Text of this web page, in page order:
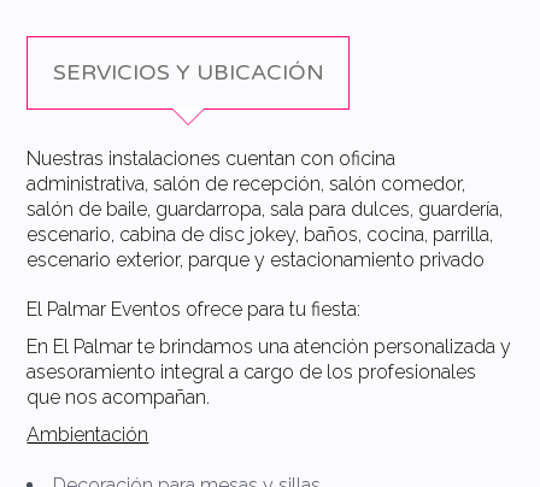
SERVICIOS Y UBICACIÓN
Nuestras instalaciones cuentan con oficina
administrativa, salón de recepción, salón comedor,
salón de baile, guardarropa, sala para dulces, guardería,
escenario, cabina de disc jokey, baños, cocina, parrilla,
escenario exterior, parque y estacionamiento privado
El Palmar Eventos ofrece para tu fiesta:
En El Palmar te brindamos una atención personalizada y
asesoramiento integral a cargo de los profesionales
que nos acompañan.
Ambientación